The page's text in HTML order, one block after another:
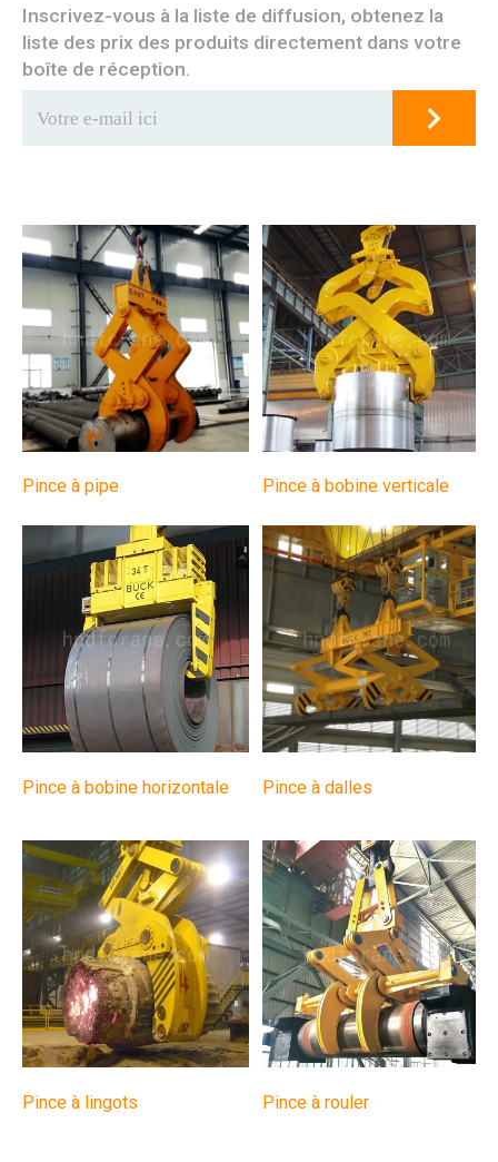
Inscrivez-vous à la liste de diffusion, obtenez la
liste des prix des produits directement dans votre
boîte de réception.
Pince à pipe Pince à bobine verticale
Pince à bobine horizontale Pince à dalles
Pince à lingots Pince à rouler